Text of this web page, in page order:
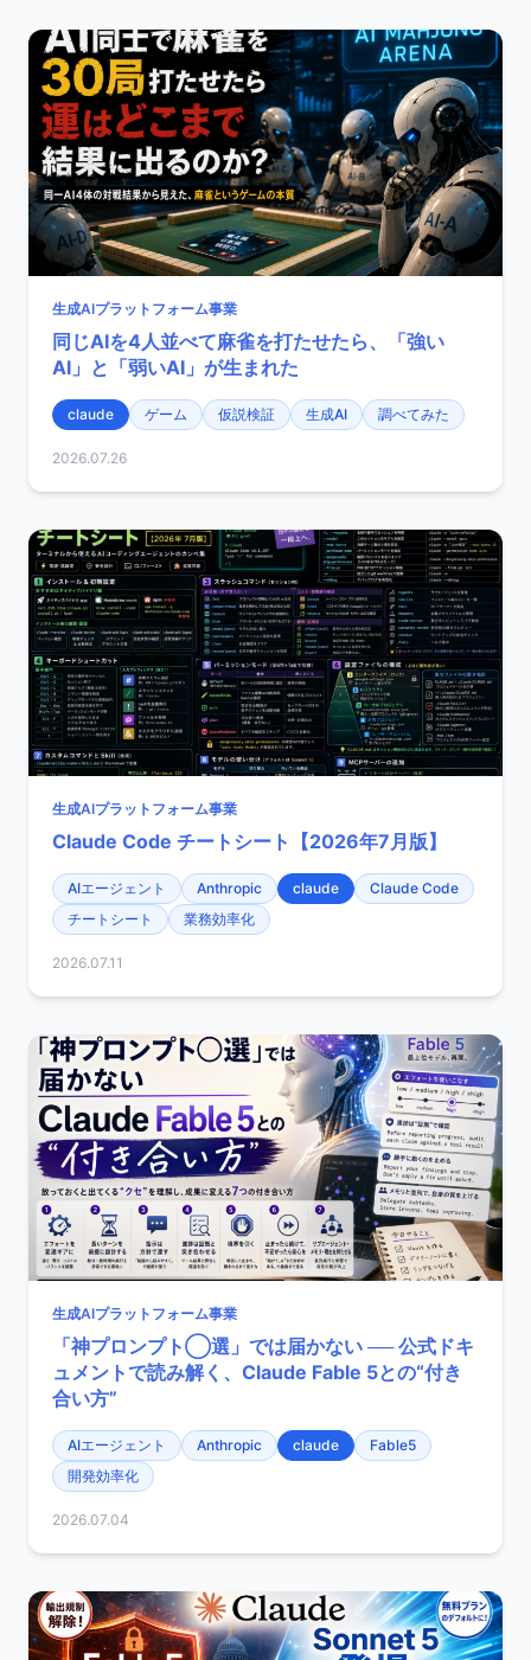
生成AIプラットフォーム事業
同じAIを4人並べて麻雀を打たせたら、「強い
AI」と「弱いAI」が生まれた
claude ゲーム 仮説検証 生成AI 調べてみた
2026.07.26
生成AIプラットフォーム事業
Claude Code チートシート【2026年7月版】
AIエージェント Anthropic claude
Claude Code
チートシート
業務効率化
2026.07.11
生成AIプラットフォーム事業
「神プロンプト◯選」では届かない ── 公式ドキ
ュメントで読み解く、Claude Fable 5との“付き
合い方”
AIエージェント Anthropic claude
Fable5
開発効率化
2026.07.04